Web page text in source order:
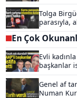
Tolga
parasıyla,
En Çok
Evli
başkanlar
Genel af
Numan